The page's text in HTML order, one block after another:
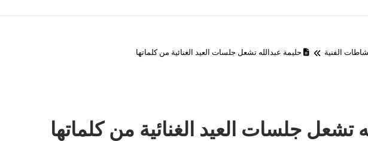
الفنية حليمة عبدالله تشعل جلسات العيد الغنائية من كلماتها
تشعل جلسات العيد الغنائية من كلماتها